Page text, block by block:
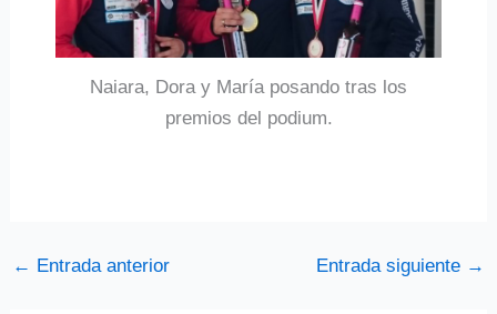
Naiara, Dora y María posando tras los
premios del podium.
← Entrada anterior Entrada siguiente →